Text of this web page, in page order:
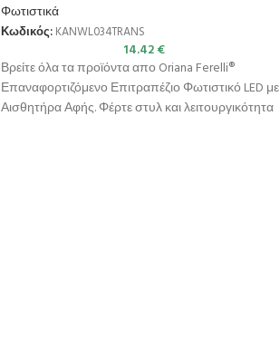
Φωτιστικά
Κωδικός: KANWL034TRANS
14.42€
Βρείτε όλα τα προϊόντα απο Oriana Ferelli®
Επαναφορτιζόμενο Επιτραπέζιο Φωτιστικό LED με
Αισθητήρα Αφής. Φέρτε στυλ και λειτουργικότητα